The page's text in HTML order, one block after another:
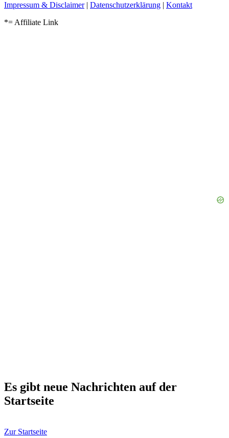
Impressum & Disclaimer| Datenschutzerklärung | Kontakt
*= Affiliate Link
Es gibt neue Nachrichten auf der
Startseite
Zur Startseite